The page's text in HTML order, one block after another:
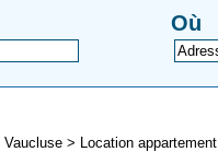
Où
Vaucluse > Location